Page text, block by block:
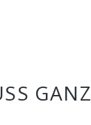
GANZ